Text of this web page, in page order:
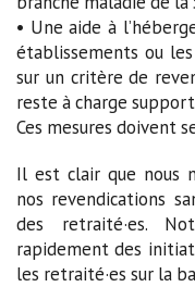
• Une aide à
établissements ou
sur un critère de
reste à charge
Ces mesures doivent
Il est clair que nous
nos revendications
des retraité·es.
rapidement des
les retraité·es sur la